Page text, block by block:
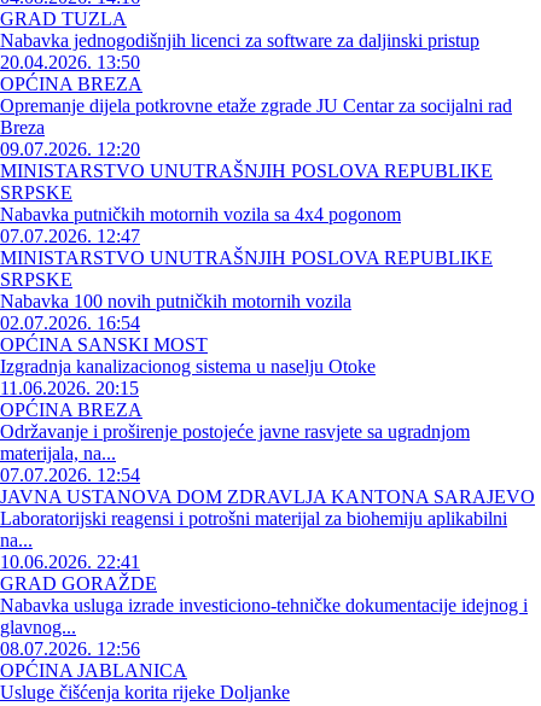
GRAD TUZLA
Nabavka jednogodišnjih licenci za software za daljinski pristup
20.04.2026. 13:50
OPĆINA BREZA
Opremanje dijela potkrovne etaže zgrade JU Centar za socijalni rad
Breza
09.07.2026. 12:20
MINISTARSTVO UNUTRAŠNJIH POSLOVA REPUBLIKE
SRPSKE
Nabavka putničkih motornih vozila sa 4x4 pogonom
07.07.2026. 12:47
MINISTARSTVO UNUTRAŠNJIH POSLOVA REPUBLIKE
SRPSKE
Nabavka 100 novih putničkih motornih vozila
02.07.2026. 16:54
OPĆINA SANSKI MOST
Izgradnja kanalizacionog sistema u naselju Otoke
11.06.2026. 20:15
OPĆINA BREZA
Održavanje i proširenje postojeće javne rasvjete sa ugradnjom
materijala, na...
07.07.2026. 12:54
JAVNA USTANOVA DOM ZDRAVLJA KANTONA SARAJEVO
Laboratorijski reagensi i potrošni materijal za biohemiju aplikabilni
na...
10.06.2026. 22:41
GRAD GORAŽDE
Nabavka usluga izrade investiciono-tehničke dokumentacije idejnog i
glavnog...
08.07.2026. 12:56
OPĆINA JABLANICA
Usluge čišćenja korita rijeke Doljanke